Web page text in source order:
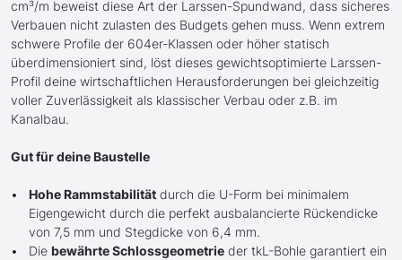
cm³/m beweist diese Art der Larssen-Spundwand, dass sicheres
Verbauen nicht zulasten des Budgets gehen muss. Wenn extrem
schwere Profile der 604er-Klassen oder höher statisch
überdimensioniert sind, löst dieses gewichtsoptimierte Larssen-
Profil deine wirtschaftlichen Herausforderungen bei gleichzeitig
voller Zuverlässigkeit als klassischer Verbau oder z.B. im
Kanalbau.
Gut für deine Baustelle
Hohe Rammstabilität durch die U-Form bei minimalem
Eigengewicht durch die perfekt ausbalancierte Rückendicke
von 7,5 mm und Stegdicke von 6,4 mm.
Die bewährte Schlossgeometrie der tkL-Bohle garantiert ein